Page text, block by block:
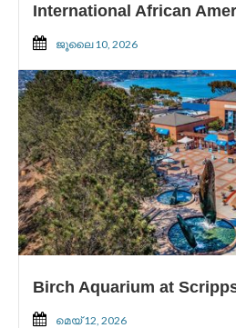
International African
ജൂലൈ 10, 2026
Birch Aquarium at
മെയ്‌ 12, 2026